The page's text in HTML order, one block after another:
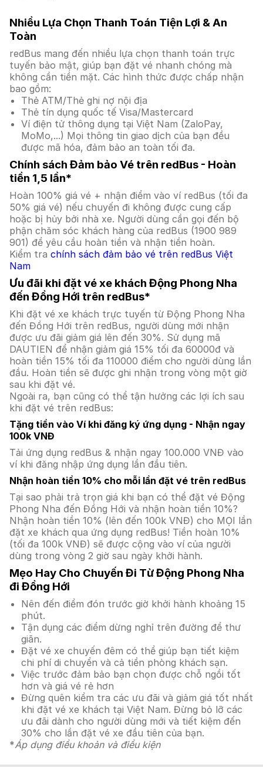
Nhiều Lựa Chọn Thanh Toán Tiện Lợi & An
Toàn
redBus mang đến nhiều lựa chọn thanh toán trực
tuyến bảo mật, giúp bạn đặt vé nhanh chóng mà
không cần tiền mặt. Các hình thức được chấp nhận
bao gồm:
Thẻ ATM/Thẻ ghi nợ nội địa
Thẻ tín dụng quốc tế Visa/Mastercard
Ví điện tử thông dụng tại Việt Nam (ZaloPay,
MoMo,...) Mọi thông tin giao dịch của bạn đều
được mã hóa, đảm bảo an toàn tối đa.
Chính sách Đảm bảo Vé trên redBus - Hoàn
tiền 1,5 lần*
Hoàn 100% giá vé + nhận điểm vào ví redBus (tối đa
50% giá vé) nếu chuyến đi không được cung cấp
hoặc bị hủy bởi nhà xe. Người dùng cần gọi đến bộ
phận chăm sóc khách hàng của redBus (1900 989
901) để yêu cầu hoàn tiền và nhận tiền hoàn.
Kiểm tra chính sách đảm bảo vé trên redBus Việt
Nam
Ưu đãi khi đặt vé xe khách Động Phong Nha
đến Đồng Hới trên redBus*
Khi đặt vé xe khách trực tuyến từ Động Phong Nha
đến Đồng Hới trên redBus, người dùng mới nhận
được ưu đãi giảm giá lên đến 30%. Sử dụng mã
DAUTIEN để nhận giảm giá 15% tối đa 60000đ và
hoàn tiền 15% tối đa 110000 điểm cho người dùng lần
đầu. Hoàn tiền sẽ được ghi nhận trong vòng một giờ
sau khi đặt vé.
Ngoài ra, bạn cũng có thể tận hưởng các lợi ích sau
khi đặt vé trên redBus:
Tặng tiền vào Ví khi đăng ký ứng dụng - Nhận ngay
100k VNĐ
Tải ứng dụng redBus & nhận ngay 100.000 VNĐ vào
ví khi đăng nhập ứng dụng lần đầu tiên.
Nhận hoàn tiền 10% cho mỗi lần đặt vé trên redBus
Tại sao phải trả trọn giá khi bạn có thể đặt vé Động
Phong Nha đến Đồng Hới và nhận hoàn tiền 10%?
Nhận hoàn tiền 10% (lên đến 100k VNĐ) cho MỌI lần
đặt xe khách qua ứng dụng redBus! Tiền hoàn 10%
(tối đa 100k VNĐ) sẽ được cộng vào ví của người
dùng trong vòng 2 giờ sau ngày khởi hành.
Mẹo Hay Cho Chuyến Đi Từ Động Phong Nha
đi Đồng Hới
Nên đến điểm đón trước giờ khởi hành khoảng 15
phút.
Tận dụng các điểm dừng nghỉ trên đường để thư
giãn.
Đặt vé xe chuyến đêm có thể giúp bạn tiết kiệm
chi phí di chuyển và cả tiền phòng khách sạn.
Việc trước đảm bảo bạn chọn được chỗ ngồi tốt
hơn và giá vé rẻ hơn
Đừng quên kiểm tra các ưu đãi và giảm giá tốt nhất
khi đặt vé xe khách tại Việt Nam. Đừng bỏ lỡ các
ưu đãi dành cho người dùng mới và tiết kiệm đến
30% cho lần đặt vé xe đầu tiên của bạn.
*Áp dụng điều khoản và điều kiện